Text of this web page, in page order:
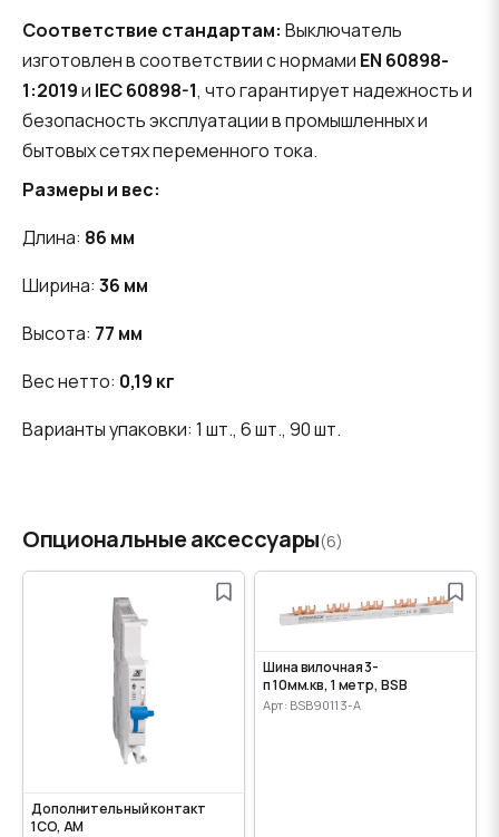
Соответствие стандартам: Выключатель
изготовлен в соответствии с нормами EN 60898-
1:2019и IEC 60898-1, что гарантирует надежность и
безопасность эксплуатации в промышленных и
бытовых сетях переменного тока.
Размеры и вес:
Длина: 86 мм
Ширина: 36 мм
Высота: 77 мм
Вес нетто: 0,19 кг
Варианты упаковки: 1 шт., 6 шт., 90 шт.
Опциональные аксессуары(6)
Дополнительный контакт
1CO, AM
Шина вилочная 3-
п 10мм.кв, 1 метр, BSB
Арт: BSB90113-A